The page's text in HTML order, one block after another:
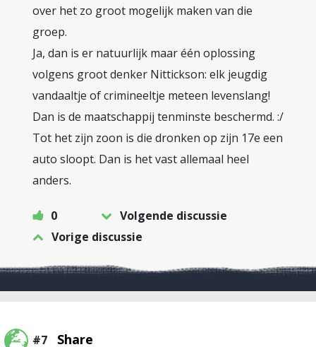
over het zo groot mogelijk maken van die
groep.
Ja, dan is er natuurlijk maar één oplossing
volgens groot denker Nittickson: elk jeugdig
vandaaltje of crimineeltje meteen levenslang!
Dan is de maatschappij tenminste beschermd. :/
Tot het zijn zoon is die dronken op zijn 17e een
auto sloopt. Dan is het vast allemaal heel
anders.
0
Volgende discussie
Vorige discussie
#7 Share